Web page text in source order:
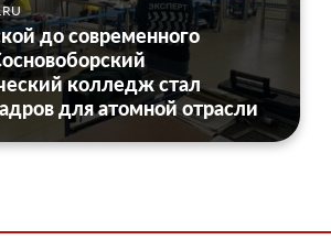
до современного
колледж стал
для атомной отрасли